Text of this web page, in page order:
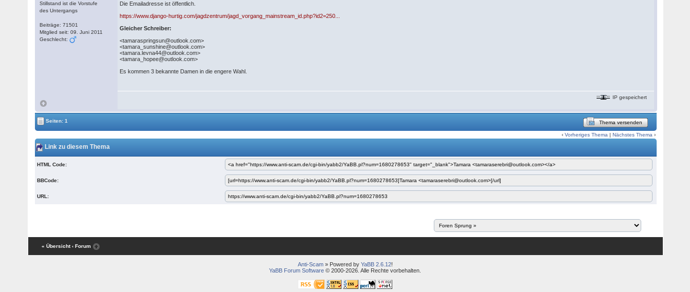
Stillstand ist die Vorstufe
des Untergangs
Beiträge: 71501
Mitglied seit: 09. Juni 2011
Geschlecht:
Die Emailadresse ist öffentlich.
https://www.django-hurtig.com/jagdzentrum/jagd_vorgang_mainstream_id.php?id2=250...
Gleicher Schreiber:
<tamaraspringsun@outlook.com>
<tamara_sunshine@outlook.com>
<tamara.levna44@outlook.com>
<tamara_hopee@outlook.com>
Es kommen 3 bekannte Damen in die engere Wahl.
IP gespeichert
Seiten: 1 Thema versenden
‹Vorheriges Thema |Nächstes Thema ›
Link zu diesem Thema
HTML Code:
BBCode:
URL:
« Übersicht ‹ Forum
Anti-Scam» Powered by YaBB 2.6.12!
YaBB Forum Software © 2000-2026. Alle Rechte vorbehalten.